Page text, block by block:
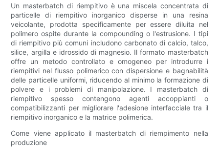
Un masterbatch di riempitivo è una miscela concentrata di
particelle di riempitivo inorganico disperse in una resina
veicolante, prodotta specificamente per essere diluita nel
polimero ospite durante la compounding o l'estrusione. I tipi
di riempitivo più comuni includono carbonato di calcio, talco,
silice, argilla e idrossido di magnesio. Il formato masterbatch
offre un metodo controllato e omogeneo per introdurre i
riempitivi nel flusso polimerico con dispersione e bagnabilità
delle particelle uniformi, riducendo al minimo la formazione di
polvere e i problemi di manipolazione. I masterbatch di
riempitivo spesso contengono agenti accoppianti o
compatibilizzanti per migliorare l'adesione interfacciale tra il
riempitivo inorganico e la matrice polimerica.
Come viene applicato il masterbatch di riempimento nella
produzione